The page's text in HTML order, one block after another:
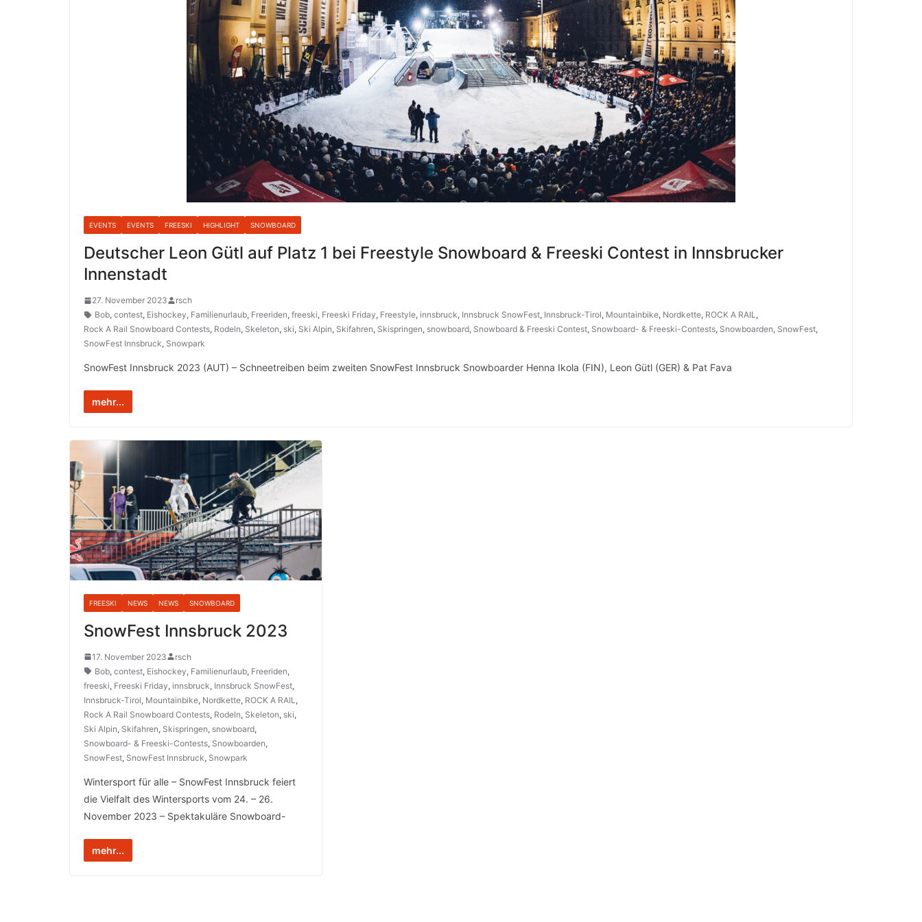
EVENTS EVENTS FREESKI HIGHLIGHT SNOWBOARD
Deutscher Leon Gütl auf Platz 1 bei Freestyle Snowboard & Freeski Contest in Innsbrucker
Innenstadt
27. November 2023
rsch
Bob, contest, Eishockey, Familienurlaub, Freeriden, freeski, Freeski Friday, Freestyle, innsbruck, Innsbruck SnowFest, Innsbruck-Tirol, Mountainbike, Nordkette, ROCK A RAIL,
Rock A Rail Snowboard Contests, Rodeln, Skeleton, ski, Ski Alpin, Skifahren, Skispringen, snowboard, Snowboard & Freeski Contest, Snowboard- & Freeski-Contests, Snowboarden, SnowFest,
SnowFest Innsbruck, Snowpark
SnowFest Innsbruck 2023 (AUT) – Schneetreiben beim zweiten SnowFest Innsbruck Snowboarder Henna Ikola (FIN), Leon Gütl (GER) & Pat Fava
mehr...
FREESKI NEWS NEWS SNOWBOARD
SnowFest Innsbruck 2023
17. November 2023
rsch
Bob, contest, Eishockey, Familienurlaub, Freeriden,
freeski, Freeski Friday, innsbruck, Innsbruck SnowFest,
Innsbruck-Tirol, Mountainbike, Nordkette, ROCK A RAIL ,
Rock A Rail Snowboard Contests, Rodeln, Skeleton, ski,
Ski Alpin, Skifahren, Skispringen, snowboard,
Snowboard- & Freeski-Contests, Snowboarden,
SnowFest, SnowFest Innsbruck, Snowpark
Wintersport für alle – SnowFest Innsbruck feiert
die Vielfalt des Wintersports vom 24. – 26.
November 2023 – Spektakuläre Snowboard-
mehr...